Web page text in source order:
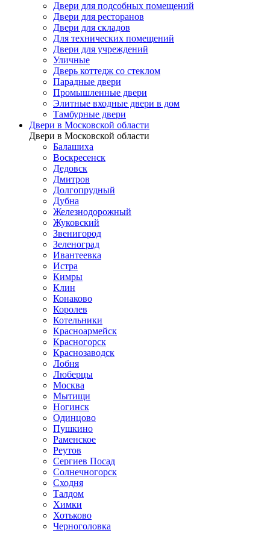
Двери для подсобных помещений
Двери для ресторанов
Двери для складов
Для технических помещений
Двери для учреждений
Уличные
Дверь коттедж со стеклом
Парадные двери
Промышленные двери
Элитные входные двери в дом
Тамбурные двери
Двери в Московской области
Двери в Московской области
Балашиха
Воскресенск
Дедовск
Дмитров
Долгопрудный
Дубна
Железнодорожный
Жуковский
Звенигород
Зеленоград
Ивантеевка
Истра
Кимры
Клин
Конаково
Королев
Котельники
Красноармейск
Красногорск
Краснозаводск
Лобня
Люберцы
Москва
Мытищи
Ногинск
Одинцово
Пушкино
Раменское
Реутов
Сергиев Посад
Солнечногорск
Сходня
Талдом
Химки
Хотьково
Черноголовка